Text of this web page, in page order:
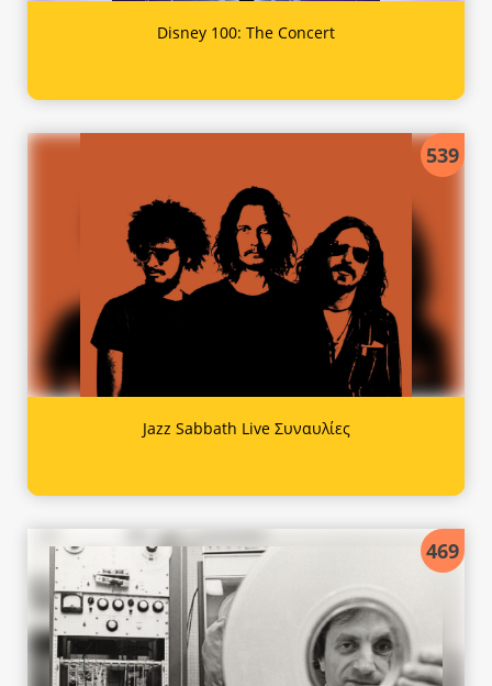
Disney 100: The Concert
539
Jazz Sabbath Live Συναυλίες
469